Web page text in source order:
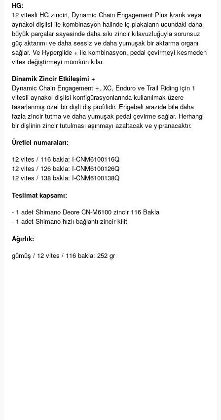
HG:
12 vitesli HG zinciri, Dynamic Chain Engagement Plus krank veya
aynakol dişlisi ile kombinasyon halinde iç plakaların ucundaki daha
büyük parçalar sayesinde daha sıkı zincir kılavuzluğuyla sorunsuz
güç aktarımı ve daha sessiz ve daha yumuşak bir aktarma organı
sağlar. Ve Hyperglide + ile kombinasyon, pedal çevirmeyi kesmeden
vites değiştirmeyi mümkün kılar.
Dinamik Zincir Etkileşimi +
Dynamic Chain Engagement +, XC, Enduro ve Trail Riding için 1
vitesli aynakol dişlisi konfigürasyonlarında kullanılmak üzere
tasarlanmış özel bir dişli diş profilidir. Engebeli arazide bile daha
fazla zincir tutma ve daha yumuşak pedal çevirme sağlar. Herhangi
bir dişlinin zincir tutulması aşınmayı azaltacak ve yıpranacaktır.
Üretici numaraları:
12 vites / 116 bakla: I-CNM6100116Q
12 vites / 126 bakla: I-CNM6100126Q
12 vites / 138 bakla: I-CNM6100138Q
Teslimat kapsamı:
- 1 adet Shimano Deore CN-M6100 zincir 116 Bakla
- 1 adet Shimano hızlı bağlantı zincir kilit
Ağırlık:
gümüş / 12 vites / 116 bakla: 252 gr